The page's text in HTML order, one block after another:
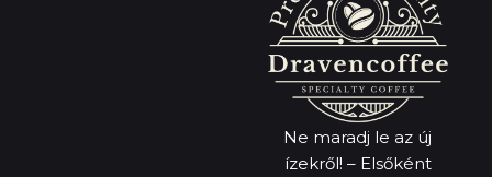
Ne maradj le az új
ízekről! – Elsőként